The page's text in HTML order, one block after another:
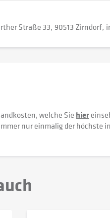
Straße 33 90513 Zirndorf
welche Sie hier
nur einmalig der höchste